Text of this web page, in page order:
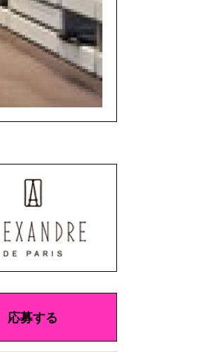
応募する